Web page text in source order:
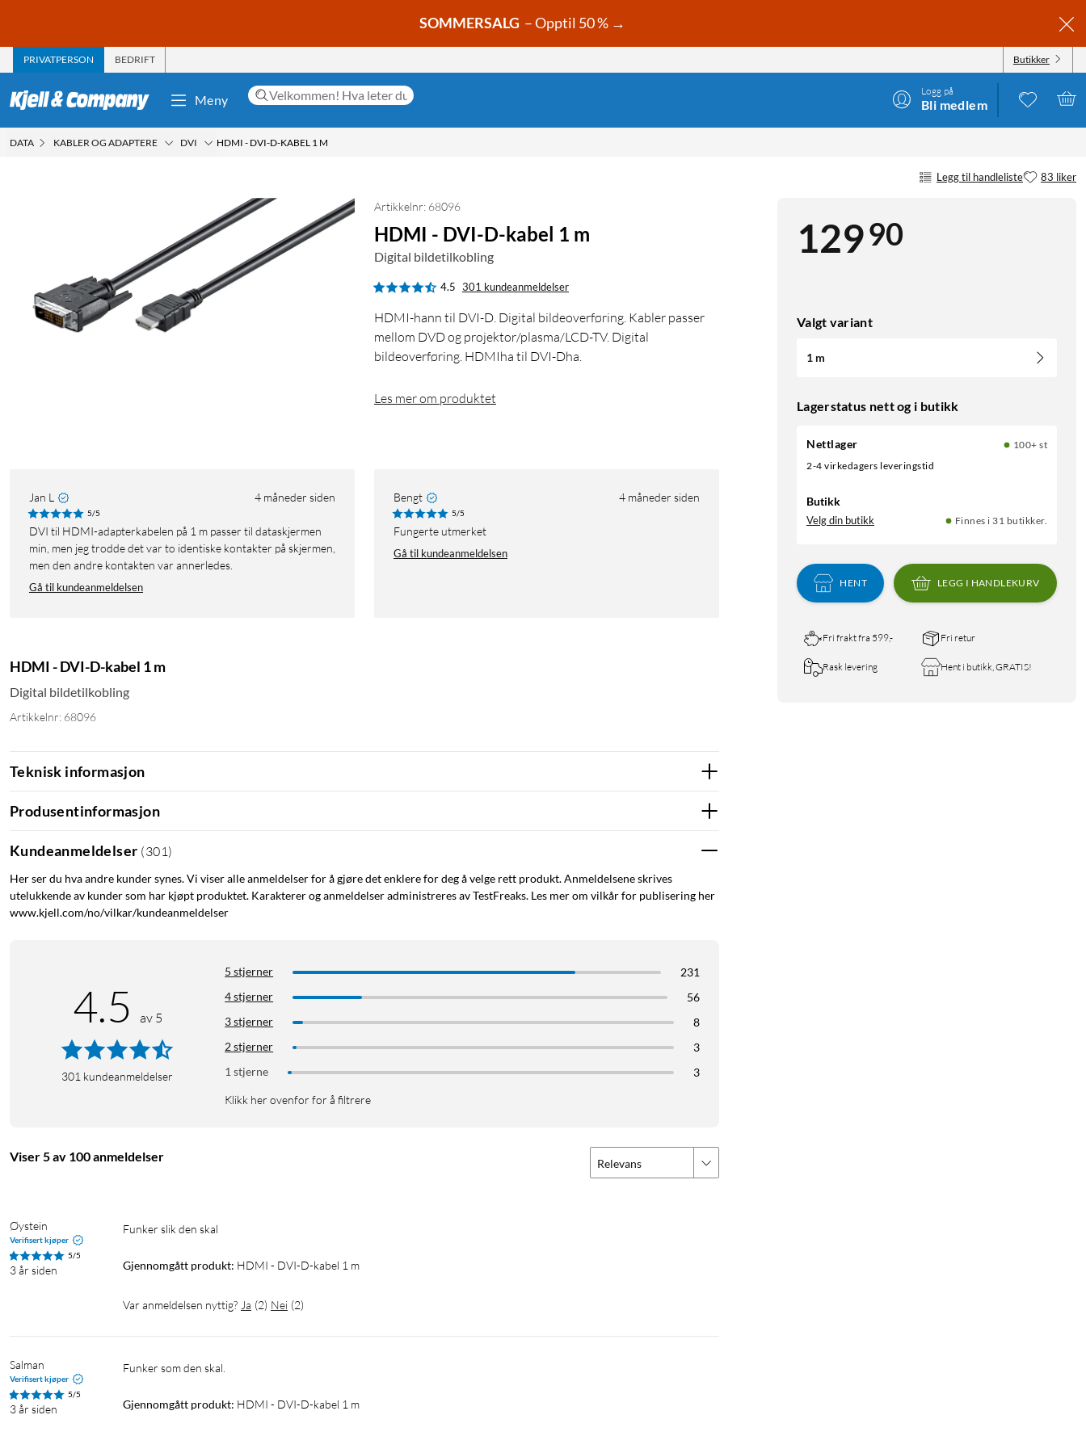
SOMMERSALG – Opptil 50 % →
PRIVATPERSON BEDRIFT Butikker
Meny
Logg på
Bli medlem
DATA KABLER OG ADAPTERE DVI HDMI - DVI-D-KABEL 1 M
Legg til handleliste 83 liker
12990
Valgt variant
1 m
Lagerstatus nett og i butikk
Nettlager
100+ st
2-4 virkedagers leveringstid
Butikk
Velg din butikk Finnes i 31 butikker.
HENT LEGG I HANDLEKURV
Fri frakt fra 599,- Fri retur
Rask levering Hent i butikk, GRATIS!
Artikkelnr: 68096
HDMI - DVI-D-kabel 1 m
Digital bildetilkobling
4.5 301 kundeanmeldelser
HDMI-hann til DVI-D. Digital bildeoverføring. Kabler passer
mellom DVD og projektor/plasma/LCD-TV. Digital
bildeoverføring. HDMIha til DVI-Dha.
Les mer om produktet
Jan L 4 måneder siden
5/5
DVI til HDMI-adapterkabelen på 1 m passer til dataskjermen
min, men jeg trodde det var to identiske kontakter på skjermen,
men den andre kontakten var annerledes.
Gå til kundeanmeldelsen
Bengt 4 måneder siden
5/5
Fungerte utmerket
Gå til kundeanmeldelsen
HDMI - DVI-D-kabel 1 m
Digital bildetilkobling
Artikkelnr: 68096
Teknisk informasjon
Produsentinformasjon
Kundeanmeldelser (301 )
Her ser du hva andre kunder synes. Vi viser alle anmeldelser for å gjøre det enklere for deg å velge rett produkt. Anmeldelsene skrives
utelukkende av kunder som har kjøpt produktet. Karakterer og anmeldelser administreres av TestFreaks. Les mer om vilkår for publisering her
www.kjell.com/no/vilkar/kundeanmeldelser
4.5 av 5
301 kundeanmeldelser
5 stjerner
231
4 stjerner
56
3 stjerner
8
2 stjerner
3
1 stjerne
3
Klikk her ovenfor for å filtrere
Viser 5 av 100 anmeldelser Relevans
Øystein
Verifisert kjøper
5/5
3 år siden
Funker slik den skal
Gjennomgått produkt: HDMI - DVI-D-kabel 1 m
Var anmeldelsen nyttig? Ja (2) Nei (2)
Salman
Verifisert kjøper
5/5
3 år siden
Funker som den skal.
Gjennomgått produkt: HDMI - DVI-D-kabel 1 m